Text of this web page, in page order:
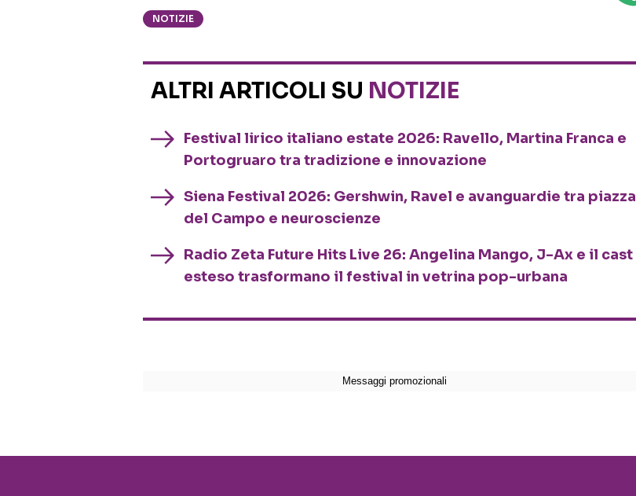
NOTIZIE
ALTRI ARTICOLI SU NOTIZIE
Festival lirico italiano estate 2026: Ravello, Martina Franca e
Portogruaro tra tradizione e innovazione
Siena Festival 2026: Gershwin, Ravel e avanguardie tra piazza
del Campo e neuroscienze
Radio Zeta Future Hits Live 26: Angelina Mango, J-Ax e il cast
esteso trasformano il festival in vetrina pop-urbana